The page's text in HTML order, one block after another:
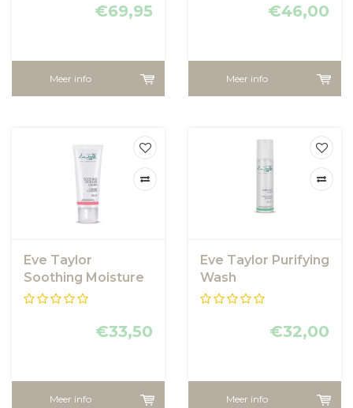
€69,95
Meer info
€46,00
Meer info
Eve Taylor
Soothing Moisture
Cream
€33,50
Meer info
Eve Taylor Purifying
Wash
€32,00
Meer info